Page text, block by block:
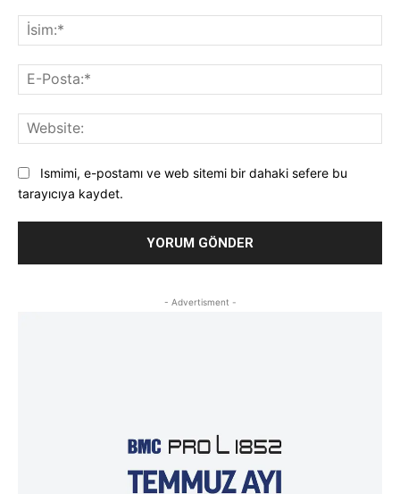
Ismimi, e-postamı ve web sitemi bir dahaki sefere bu
tarayıcıya kaydet.
- Advertisment -